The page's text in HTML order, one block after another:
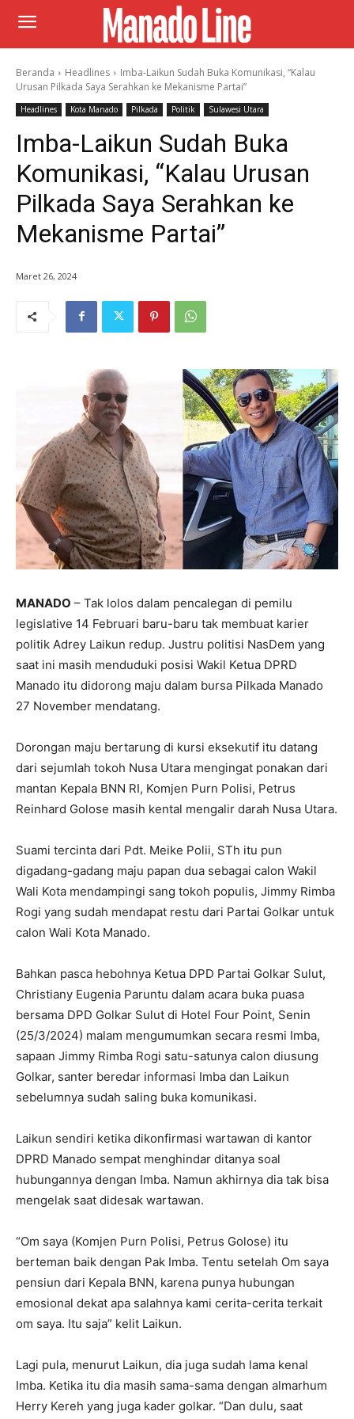
Beranda Headlines
Imba-Laikun Sudah Buka Komunikasi, “Kalau
Urusan Pilkada Saya Serahkan ke Mekanisme Partai”
Headlines Kota Manado Pilkada Politik Sulawesi Utara
Imba-Laikun Sudah Buka
Komunikasi, “Kalau Urusan
Pilkada Saya Serahkan ke
Mekanisme Partai”
Maret 26, 2024
MANADO – Tak lolos dalam pencalegan di pemilu
legislative 14 Februari baru-baru tak membuat karier
politik Adrey Laikun redup. Justru politisi NasDem yang
saat ini masih menduduki posisi Wakil Ketua DPRD
Manado itu didorong maju dalam bursa Pilkada Manado
27 November mendatang.
Dorongan maju bertarung di kursi eksekutif itu datang
dari sejumlah tokoh Nusa Utara mengingat ponakan dari
mantan Kepala BNN RI, Komjen Purn Polisi, Petrus
Reinhard Golose masih kental mengalir darah Nusa Utara.
Suami tercinta dari Pdt. Meike Polii, STh itu pun
digadang-gadang maju papan dua sebagai calon Wakil
Wali Kota mendampingi sang tokoh populis, Jimmy Rimba
Rogi yang sudah mendapat restu dari Partai Golkar untuk
calon Wali Kota Manado.
Bahkan pasca hebohnya Ketua DPD Partai Golkar Sulut,
Christiany Eugenia Paruntu dalam acara buka puasa
bersama DPD Golkar Sulut di Hotel Four Point, Senin
(25/3/2024) malam mengumumkan secara resmi Imba,
sapaan Jimmy Rimba Rogi satu-satunya calon diusung
Golkar, santer beredar informasi Imba dan Laikun
sebelumnya sudah saling buka komunikasi.
Laikun sendiri ketika dikonfirmasi wartawan di kantor
DPRD Manado sempat menghindar ditanya soal
hubungannya dengan Imba. Namun akhirnya dia tak bisa
mengelak saat didesak wartawan.
“Om saya (Komjen Purn Polisi, Petrus Golose) itu
berteman baik dengan Pak Imba. Tentu setelah Om saya
pensiun dari Kepala BNN, karena punya hubungan
emosional dekat apa salahnya kami cerita-cerita terkait
om saya. Itu saja” kelit Laikun.
Lagi pula, menurut Laikun, dia juga sudah lama kenal
Imba. Ketika itu dia masih sama-sama dengan almarhum
Herry Kereh yang juga kader golkar. “Dan dulu, saat